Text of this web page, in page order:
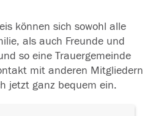
können sich sowohl alle
als auch Freunde und
so eine Trauergemeinde
mit anderen Mitgliedern
jetzt ganz bequem ein.